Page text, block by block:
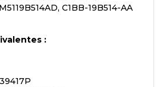
C1BB-19B514-AA
: